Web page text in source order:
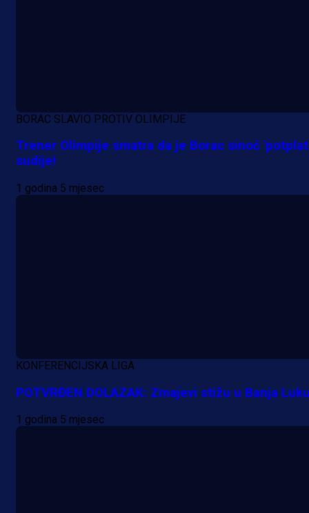
BORAC SLAVIO PROTIV OLIMPIJE
Trener Olimpije smatra da je Borac sinoć
sudije!
1 godina 5 mjesec
KONFERENCIJSKA LIGA
POTVRĐEN DOLAZAK: Zmajevi stižu u Banja
1 godina 5 mjesec